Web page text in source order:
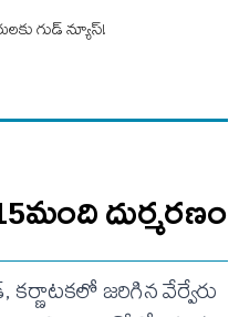
గుడ్ న్యూస్!
దుర్మరణం
జరిగిన వేర్వేరు